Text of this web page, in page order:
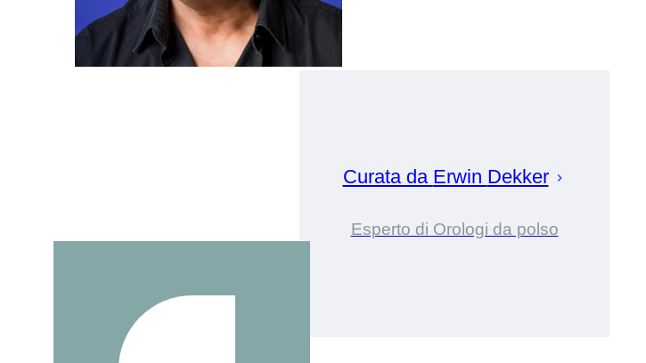
Curata da Erwin Dekker
Esperto di Orologi da polso